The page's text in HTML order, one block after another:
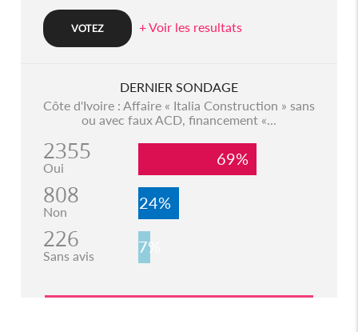
+ Voir les resultats
DERNIER SONDAGE
Côte d'Ivoire : Affaire « Italia Construction » sans
ou avec faux ACD, financement «...
2355
Oui 69%
808
Non 24%
226
Sans avis 7%